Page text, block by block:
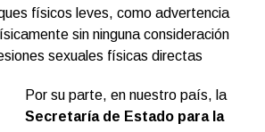
físicos leves, como advertencia
sin ninguna consideración
sexuales físicas directas
Por su parte, en nuestro país, la
Secretaría de Estado para la